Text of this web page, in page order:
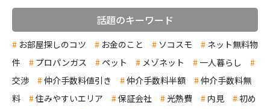
話題のキーワード
お部屋探しのコツ お金のこと ソコスモ
ネット無料物
件
プロパンガス ペット メゾネット
一人暮らし
交渉
仲介手数料値引き 仲介手数料半額
仲介手数料無
料
住みやすいエリア 保証会社 光熱費 内見
初め